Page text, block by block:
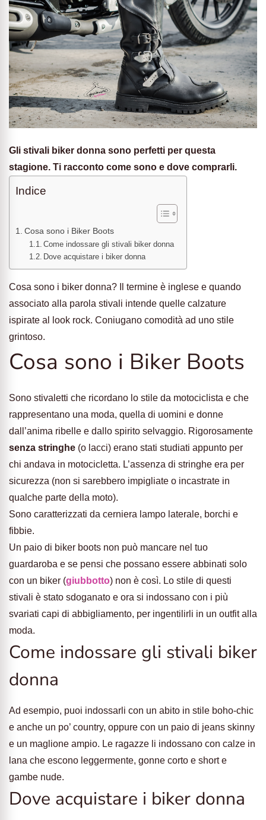
Gli stivali biker donna sono perfetti per questa
stagione. Ti racconto come sono e dove comprarli.
Indice
Cosa sono i Biker Boots
Come indossare gli stivali biker donna
Dove acquistare i biker donna
Cosa sono i biker donna? Il termine è inglese e quando
associato alla parola stivali intende quelle calzature
ispirate al look rock. Coniugano comodità ad uno stile
grintoso.
Cosa sono i Biker Boots
Sono stivaletti che ricordano lo stile da motociclista e che
rappresentano una moda, quella di uomini e donne
dall’anima ribelle e dallo spirito selvaggio. Rigorosamente
senza stringhe (o lacci) erano stati studiati appunto per
chi andava in motocicletta. L’assenza di stringhe era per
sicurezza (non si sarebbero impigliate o incastrate in
qualche parte della moto).
Sono caratterizzati da cerniera lampo laterale, borchi e
fibbie.
Un paio di biker boots non può mancare nel tuo
guardaroba e se pensi che possano essere abbinati solo
con un biker (giubbotto) non è così. Lo stile di questi
stivali è stato sdoganato e ora si indossano con i più
svariati capi di abbigliamento, per ingentilirli in un outfit alla
moda.
Come indossare gli stivali biker
donna
Ad esempio, puoi indossarli con un abito in stile boho-chic
e anche un po’ country, oppure con un paio di jeans skinny
e un maglione ampio. Le ragazze li indossano con calze in
lana che escono leggermente, gonne corto e short e
gambe nude.
Dove acquistare i biker donna